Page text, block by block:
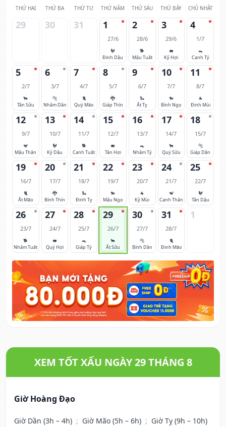
THỨ HAI THỨ BA THỨ TƯ THỨ NĂM THỨ SÁU THỨ BẢY CHỦ NHẬT
29 30 31 1
27/6
🐓
Đinh Dậu
2
28/6
🐕
Mậu Tuất
3
29/6
🐖
Kỷ Hợi
4
1/7
🐀
Canh Tý
5
2/7
🐂
Tân Sửu
6
3/7
🐅
Nhâm Dần
7
4/7
🐈
Quý Mão
8
5/7
🐉
Giáp Thìn
9
6/7
🐍
Ất Tỵ
10
7/7
🐎
Bính Ngọ
11
8/7
🐐
Đinh Mùi
12
9/7
🐒
Mậu Thân
13
10/7
🐓
Kỷ Dậu
14
11/7
🐕
Canh Tuất
15
12/7
🐖
Tân Hợi
16
13/7
🐀
Nhâm Tý
17
14/7
🐂
Quý Sửu
18
15/7
🐅
Giáp Dần
19
16/7
🐈
Ất Mão
20
17/7
🐉
Bính Thìn
21
18/7
🐍
Đinh Tỵ
22
19/7
🐎
Mậu Ngọ
23
20/7
🐐
Kỷ Mùi
24
21/7
🐒
Canh Thân
25
22/7
🐓
Tân Dậu
26
23/7
🐕
Nhâm Tuất
27
24/7
🐖
Quý Hợi
28
25/7
🐀
Giáp Tý
29
26/7
🐂
Ất Sửu
30
27/7
🐅
Bính Dần
31
28/7
🐈
Đinh Mão
1
XEM TỐT XẤU NGÀY 29 THÁNG 8
Giờ Hoàng Đạo
Giờ Dần (3h – 4h) ; Giờ Mão (5h – 6h) ; Giờ Tỵ (9h – 10h)